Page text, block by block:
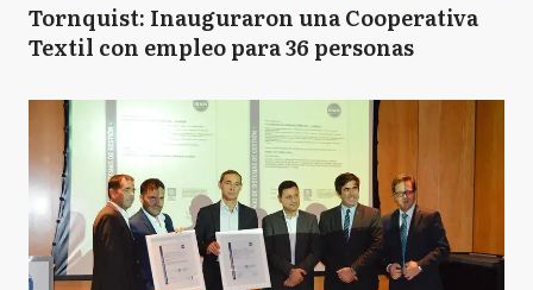
Tornquist: Inauguraron una Cooperativa
Textil con empleo para 36 personas